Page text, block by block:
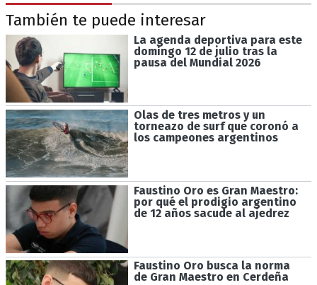
También te puede interesar
La agenda deportiva para este
domingo 12 de julio tras la
pausa del Mundial 2026
Olas de tres metros y un
torneazo de surf que coronó a
los campeones argentinos
Faustino Oro es Gran Maestro:
por qué el prodigio argentino
de 12 años sacude al ajedrez
Faustino Oro busca la norma
de Gran Maestro en Cerdeña